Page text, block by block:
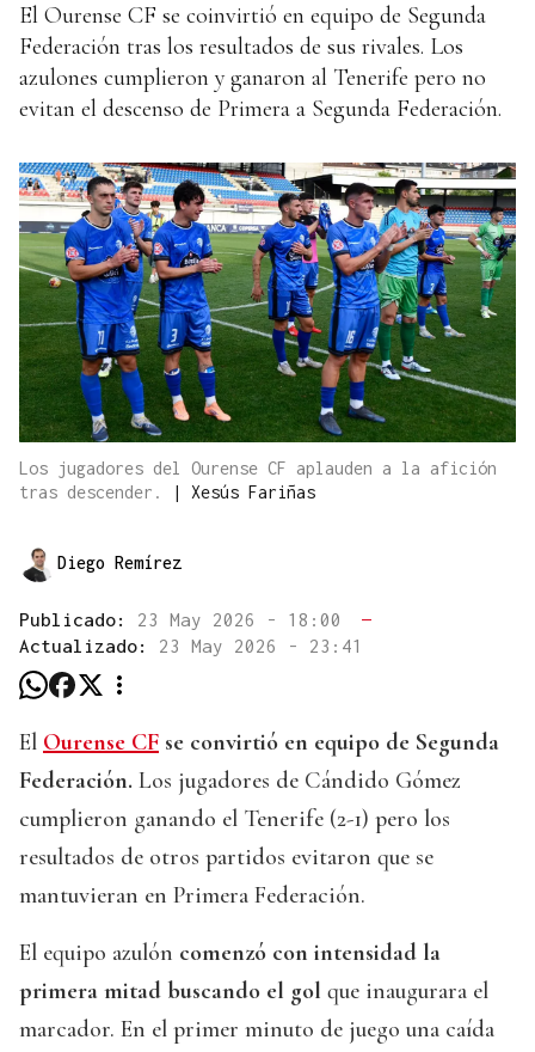
El Ourense CF se coinvirtió en equipo de Segunda
Federación tras los resultados de sus rivales. Los
azulones cumplieron y ganaron al Tenerife pero no
evitan el descenso de Primera a Segunda Federación.
Los jugadores del Ourense CF aplauden a la afición
tras descender.
| Xesús Fariñas
Diego Remírez
Publicado: 23 May 2026 - 18:00
—
Actualizado: 23 May 2026 - 23:41
El Ourense CF se convirtió en equipo de Segunda
Federación. Los jugadores de Cándido Gómez
cumplieron ganando el Tenerife (2-1) pero los
resultados de otros partidos evitaron que se
mantuvieran en Primera Federación.
El equipo azulón comenzó con intensidad la
primera mitad buscando el gol que inaugurara el
marcador. En el primer minuto de juego una caída